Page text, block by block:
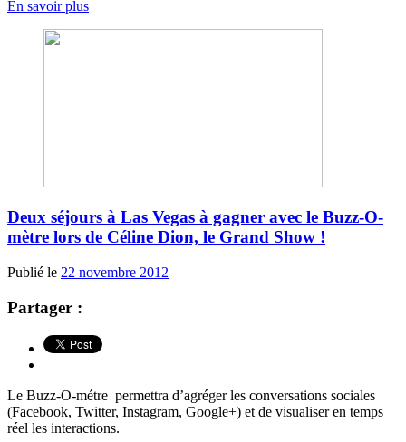
En savoir plus
Deux séjours à Las Vegas à gagner avec le Buzz-O-
mètre lors de Céline Dion, le Grand Show !
Publié le 22 novembre 2012
Partager :
Le Buzz-O-métre permettra d’agréger les conversations sociales
(Facebook, Twitter, Instagram, Google+) et de visualiser en temps
réel les interactions.